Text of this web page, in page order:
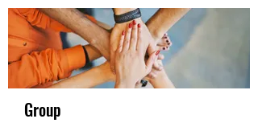
Group